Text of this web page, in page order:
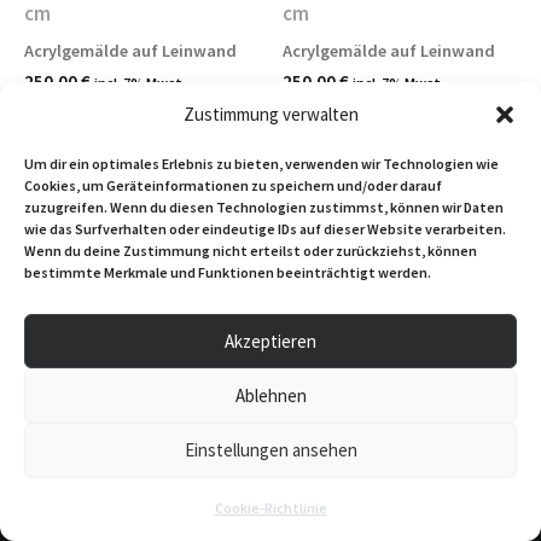
Zustimmung verwalten
Um dir ein optimales Erlebnis zu bieten, verwenden wir Technologien wie
Cookies, um Geräteinformationen zu speichern und/oder darauf
zuzugreifen. Wenn du diesen Technologien zustimmst, können wir Daten
wie das Surfverhalten oder eindeutige IDs auf dieser Website verarbeiten.
Wenn du deine Zustimmung nicht erteilst oder zurückziehst, können
bestimmte Merkmale und Funktionen beeinträchtigt werden.
Akzeptieren
Ablehnen
Einstellungen ansehen
Cookie-Richtlinie
cm
Acrylgemälde auf Leinwand
250,00€ incl. 7% Mwst.
cm
Acrylgemälde auf Leinwand
250,00€ incl. 7% Mwst.
AGB
Datenschutzerklärung